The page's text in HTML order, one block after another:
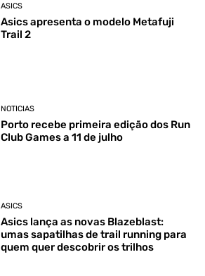
ASICS
Asics apresenta o modelo Metafuji
Trail 2
NOTICIAS
Porto recebe primeira edição dos Run
Club Games a 11 de julho
ASICS
Asics lança as novas Blazeblast:
umas sapatilhas de trail running para
quem quer descobrir os trilhos